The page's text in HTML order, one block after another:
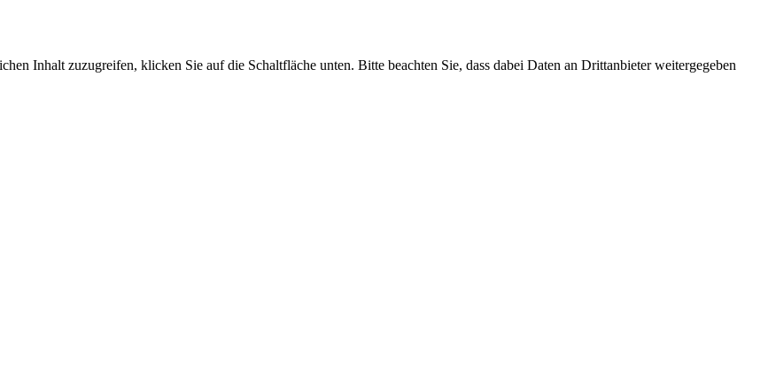
Inhalt zuzugreifen, klicken Sie auf die Schaltfläche unten. Bitte beachten Sie, dass dabei Daten an Drittanbieter weitergegeben